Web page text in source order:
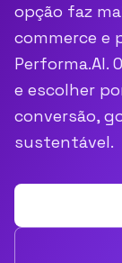
opção faz
commerce e
Performa.AI.
e escolher
conversão,
sustentável.